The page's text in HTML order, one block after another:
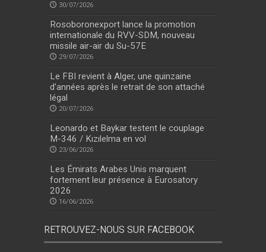
30/07/2026
Rosoboronexport lance la promotion
internationale du RVV-SDM, nouveau
missile air-air du Su-57E
29/07/2026
Le FBI revient à Alger, une quinzaine
d’années après le retrait de son attaché
légal
20/07/2026
Leonardo et Baykar testent le couplage
M-346 / Kızılelma en vol
23/06/2026
Les Émirats Arabes Unis marquent
fortement leur présence à Eurosatory
2026
16/06/2026
RETROUVEZ-NOUS SUR FACEBOOK